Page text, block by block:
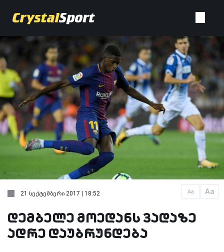
Aa Aa
21 სექტემბერი 2017 | 18:52
დემბელე მოედანს ვადაზე
ადრე დაუბრუნდება